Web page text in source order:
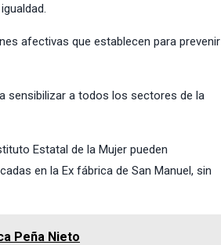
afectivas que establecen para prevenir
sensibilizar a todos los sectores de la
Estatal de la Mujer pueden
en la Ex fábrica de San Manuel, sin
Peña Nieto